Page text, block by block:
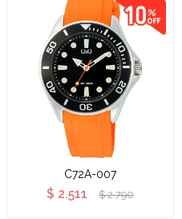
C72A-007
$ 2.511 $ 2.790